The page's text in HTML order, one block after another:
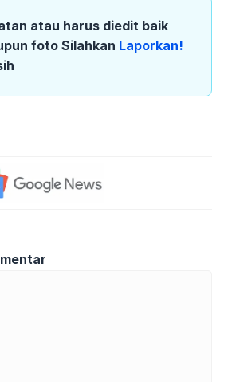
atau harus diedit baik
foto Silahkan Laporkan!